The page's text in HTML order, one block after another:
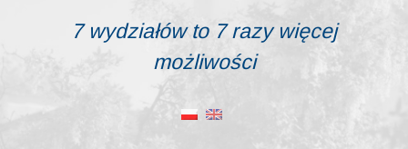
7 wydziałów to 7 razy więcej
możliwości